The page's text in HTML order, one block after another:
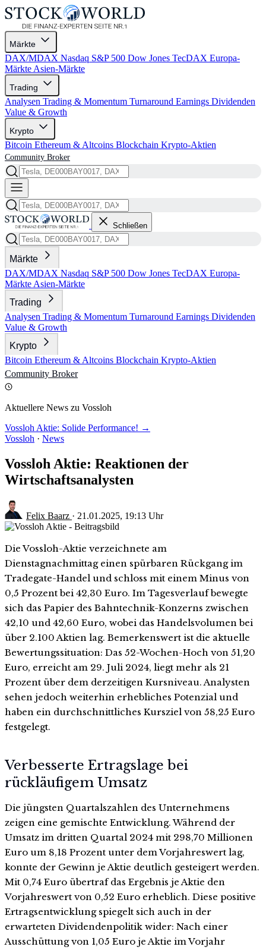
Märkte
DAX/MDAX Nasdaq S&P 500 Dow Jones TecDAX Europa-
Märkte Asien-Märkte
Trading
Analysen Trading & Momentum Turnaround Earnings Dividenden
Value & Growth
Krypto
Bitcoin Ethereum & Altcoins Blockchain Krypto-Aktien
Community Broker
Schließen
Märkte
DAX/MDAX Nasdaq S&P 500 Dow Jones TecDAX Europa-
Märkte Asien-Märkte
Trading
Analysen Trading & Momentum Turnaround Earnings Dividenden
Value & Growth
Krypto
Bitcoin Ethereum & Altcoins Blockchain Krypto-Aktien
Community Broker
Aktuellere News zu Vossloh
Vossloh Aktie: Solide Performance! →
Vossloh · News
Vossloh Aktie: Reaktionen der
Wirtschaftsanalysten
Felix Baarz · 21.01.2025, 19:13 Uhr
Die Vossloh-Aktie verzeichnete am
Dienstagnachmittag einen spürbaren Rückgang im
Tradegate-Handel und schloss mit einem Minus von
0,5 Prozent bei 42,30 Euro. Im Tagesverlauf bewegte
sich das Papier des Bahntechnik-Konzerns zwischen
42,10 und 42,60 Euro, wobei das Handelsvolumen bei
über 2.100 Aktien lag. Bemerkenswert ist die aktuelle
Bewertungssituation: Das 52-Wochen-Hoch von 51,20
Euro, erreicht am 29. Juli 2024, liegt mehr als 21
Prozent über dem derzeitigen Kursniveau. Analysten
sehen jedoch weiterhin erhebliches Potenzial und
haben ein durchschnittliches Kursziel von 58,25 Euro
festgelegt.
Verbesserte Ertragslage bei
rückläufigem Umsatz
Die jüngsten Quartalszahlen des Unternehmens
zeigen eine gemischte Entwicklung. Während der
Umsatz im dritten Quartal 2024 mit 298,70 Millionen
Euro um 8,18 Prozent unter dem Vorjahreswert lag,
konnte der Gewinn je Aktie deutlich gesteigert werden.
Mit 0,74 Euro übertraf das Ergebnis je Aktie den
Vorjahreswert von 0,52 Euro erheblich. Diese positive
Ertragsentwicklung spiegelt sich auch in der
erwarteten Dividendenpolitik wider: Nach einer
Ausschüttung von 1,05 Euro je Aktie im Vorjahr